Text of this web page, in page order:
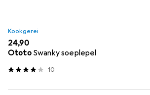
Kookgerei
EUR
24,90
Ototo Swanky soeplepel
10